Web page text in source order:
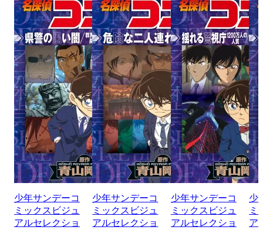
少年サンデーコ
ミックスビジュ
アルセレクショ
少年サンデーコ
ミックスビジュ
アルセレクショ
少年サンデーコ
ミックスビジュ
アルセレクショ
少
ミ
ア